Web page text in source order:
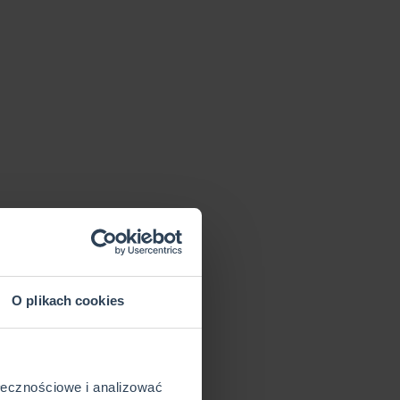
O plikach cookies
i analizować